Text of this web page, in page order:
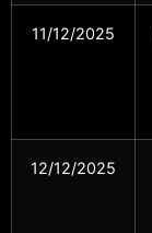
11/12/2025
12/12/2025